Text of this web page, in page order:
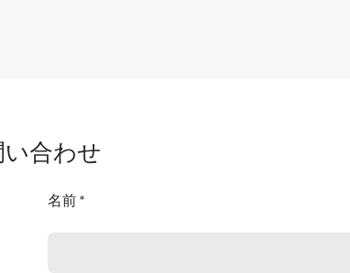
い合わせ
名前 *